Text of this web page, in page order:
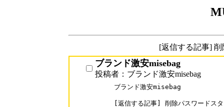
[返信する記事]
ブランド激安misebag
投稿者：ブランド激安misebag
ブランド激安misebag
[返信する記事] 削除パスワードス